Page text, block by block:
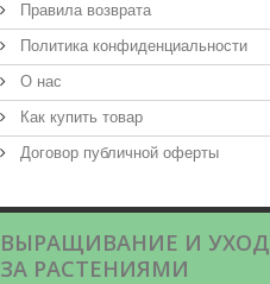
Правила возврата
Политика конфиденциальности
О нас
Как купить товар
Договор публичной оферты
ВЫРАЩИВАНИЕ И УХОД
ЗА РАСТЕНИЯМИ